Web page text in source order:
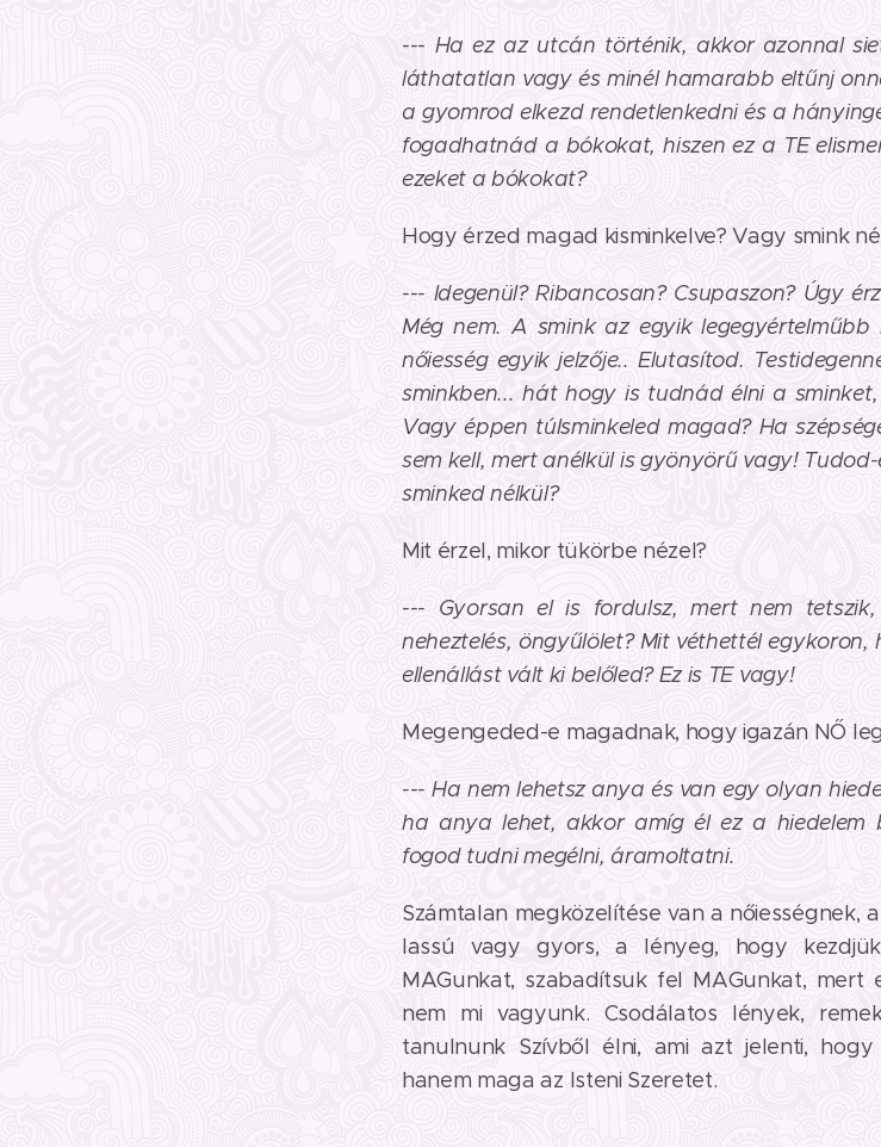
--- Ha ez az utcán történik, akkor azonnal
láthatatlan vagy és minél hamarabb eltűnj
a gyomrod elkezd rendetlenkedni és a
fogadhatnád a bókokat, hiszen ez a TE
ezeket a bókokat?
Hogy érzed magad kisminkelve? Vagy smink
--- Idegenül? Ribancosan? Csupaszon? Úgy
Még nem. A smink az egyik
nőiesség egyik jelzője.. Elutasítod.
sminkben... hát hogy is tudnád élni a
Vagy éppen túlsminkeled magad? Ha
sem kell, mert anélkül is gyönyörű vagy!
sminked nélkül?
Mit érzel, mikor tükörbe nézel?
--- Gyorsan el is fordulsz, mert nem
neheztelés, öngyűlölet? Mit véthettél
ellenállást vált ki belőled? Ez is TE vagy!
Megengeded-e magadnak, hogy igazán NŐ
--- Ha nem lehetsz anya és van egy olyan
ha anya lehet, akkor amíg él ez a hiedelem
fogod tudni megélni, áramoltatni.
Számtalan megközelítése van a nőiességnek,
lassú vagy gyors, a lényeg, hogy
MAGunkat, szabadítsuk fel MAGunkat, mert
nem mi vagyunk. Csodálatos lények,
tanulnunk Szívből élni, ami azt jelenti,
hanem maga az Isteni Szeretet.